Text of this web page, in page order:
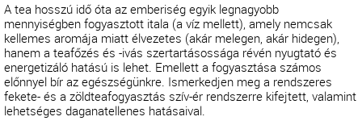
A tea hosszú idő óta az emberiség egyik legnagyobb
mennyiségben fogyasztott itala (a víz mellett), amely nemcsak
kellemes aromája miatt élvezetes (akár melegen, akár hidegen),
hanem a teafőzés és -ivás szertartásossága révén nyugtató és
energetizáló hatású is lehet. Emellett a fogyasztása számos
előnnyel bír az egészségünkre. Ismerkedjen meg a rendszeres
fekete- és a zöldteafogyasztás szív-ér rendszerre kifejtett, valamint
lehetséges daganatellenes hatásaival.